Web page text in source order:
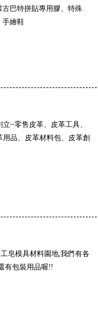
巴特拼貼專用膠、特殊
手繪鞋
立~零售皮革、皮革工具、
品、皮革材料包、皮革創
皂模具材料園地,我們有各
有包裝用品喔!!